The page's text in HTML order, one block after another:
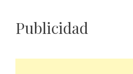
Publicidad